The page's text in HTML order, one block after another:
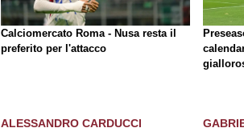
Calciomercato Roma - Nusa resta il
preferito per l'attacco
ALESSANDRO CARDUCCI